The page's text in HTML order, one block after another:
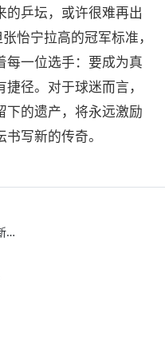
的乒坛，或许很难再出
怡宁拉高的冠军标准，
每一位选手：要成为真
径。对于球迷而言，
下的遗产，将永远激励
写新的传奇。
…